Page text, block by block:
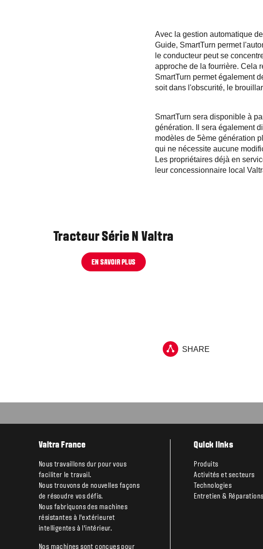
Avec la gestion automatique
Guide, SmartTurn permet
le conducteur peut se
approche de la fourrière. Cela
SmartTurn permet également
soit dans l'obscurité, le
SmartTurn sera disponible à
génération. Il sera également
modèles de 5ème génération
qui ne nécessite aucune
Les propriétaires déjà en
leur concessionnaire local
Tracteur Série N Valtra
EN SAVOIR PLUS
SHARE
Valtra France
Nous travaillons dur pour vous
faciliter le travail.
Nous trouvons de nouvelles façons
de résoudre vos défis.
Nous fabriquons des machines
résistantes à l’extérieuret
intelligentes à l’intérieur.
Nos machines sont conçues pour
Quick links
Produits
Activités et secteurs
Technologies
Entretien & Réparations